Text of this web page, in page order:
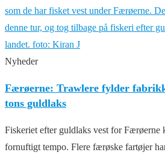
Nyheder
Færøerne: Trawlere fylder
tons guldlaks
Fiskeriet efter guldlaks vest for Færøerne
fornuftigt tempo. Flere færøske fartøjer